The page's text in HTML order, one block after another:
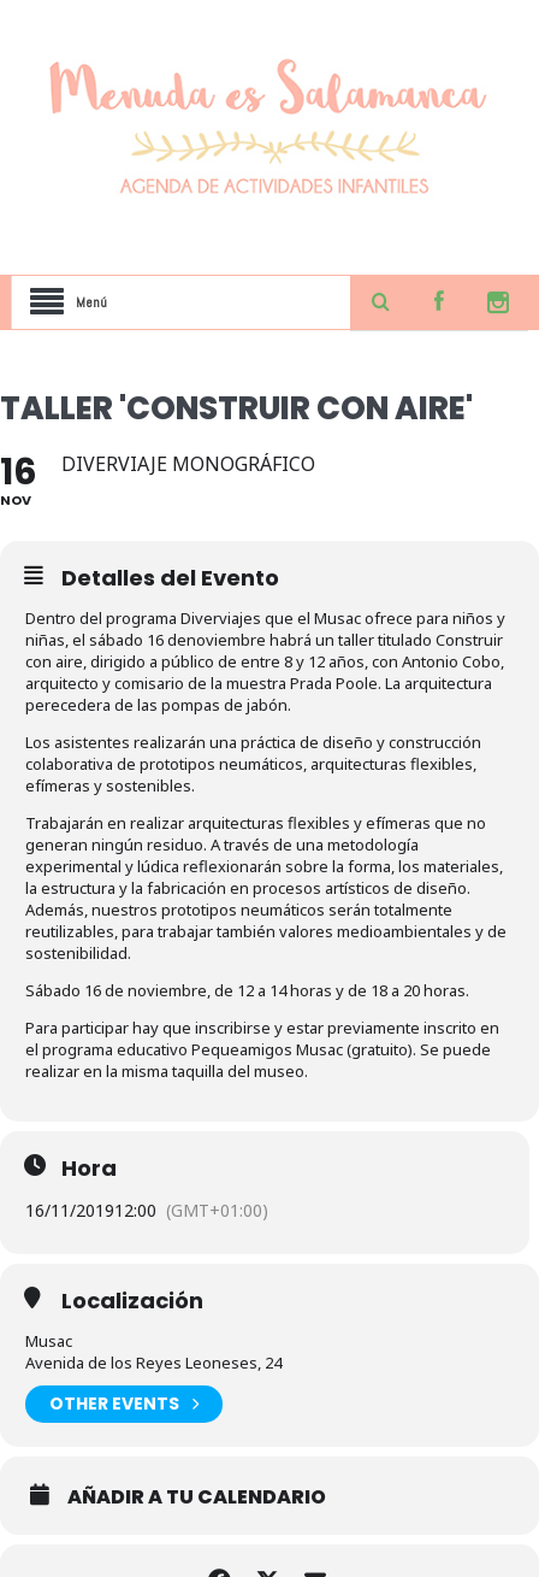
Menú
TALLER 'CONSTRUIR CON AIRE'
16
NOV
DIVERVIAJE MONOGRÁFICO
Detalles del Evento
Dentro del programa Diverviajes que el Musac ofrece para niños y
niñas, el sábado 16 denoviembre habrá un taller titulado Construir
con aire, dirigido a público de entre 8 y 12 años, con Antonio Cobo,
arquitecto y comisario de la muestra Prada Poole. La arquitectura
perecedera de las pompas de jabón.
Los asistentes realizarán una práctica de diseño y construcción
colaborativa de prototipos neumáticos, arquitecturas flexibles,
efímeras y sostenibles.
Trabajarán en realizar arquitecturas flexibles y efímeras que no
generan ningún residuo. A través de una metodología
experimental y lúdica reflexionarán sobre la forma, los materiales,
la estructura y la fabricación en procesos artísticos de diseño.
Además, nuestros prototipos neumáticos serán totalmente
reutilizables, para trabajar también valores medioambientales y de
sostenibilidad.
Sábado 16 de noviembre, de 12 a 14 horas y de 18 a 20 horas.
Para participar hay que inscribirse y estar previamente inscrito en
el programa educativo Pequeamigos Musac (gratuito). Se puede
realizar en la misma taquilla del museo.
Hora
16/11/201912:00 (GMT+01:00)
Localización
Musac
Avenida de los Reyes Leoneses, 24
OTHER EVENTS
AÑADIR A TU CALENDARIO